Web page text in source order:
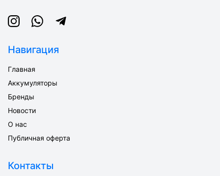
InstagramWhatsappTelegram
Навигация
Главная
Аккумуляторы
Бренды
Новости
О нас
Публичная оферта
Контакты